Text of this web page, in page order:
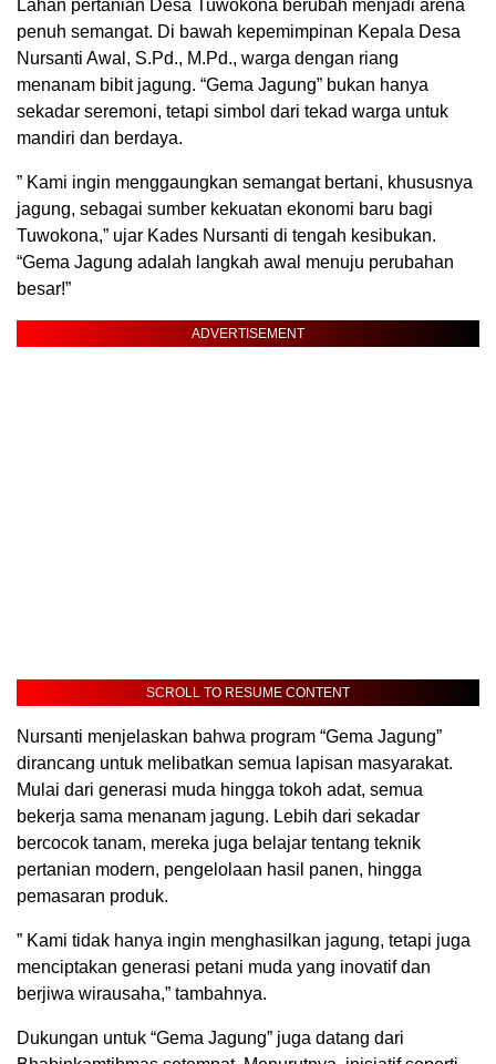
Lahan pertanian Desa Tuwokona berubah menjadi arena
penuh semangat. Di bawah kepemimpinan Kepala Desa
Nursanti Awal, S.Pd., M.Pd., warga dengan riang
menanam bibit jagung. “Gema Jagung” bukan hanya
sekadar seremoni, tetapi simbol dari tekad warga untuk
mandiri dan berdaya.
” Kami ingin menggaungkan semangat bertani, khususnya
jagung, sebagai sumber kekuatan ekonomi baru bagi
Tuwokona,” ujar Kades Nursanti di tengah kesibukan.
“Gema Jagung adalah langkah awal menuju perubahan
besar!”
ADVERTISEMENT
SCROLL TO RESUME CONTENT
Nursanti menjelaskan bahwa program “Gema Jagung”
dirancang untuk melibatkan semua lapisan masyarakat.
Mulai dari generasi muda hingga tokoh adat, semua
bekerja sama menanam jagung. Lebih dari sekadar
bercocok tanam, mereka juga belajar tentang teknik
pertanian modern, pengelolaan hasil panen, hingga
pemasaran produk.
” Kami tidak hanya ingin menghasilkan jagung, tetapi juga
menciptakan generasi petani muda yang inovatif dan
berjiwa wirausaha,” tambahnya.
Dukungan untuk “Gema Jagung” juga datang dari